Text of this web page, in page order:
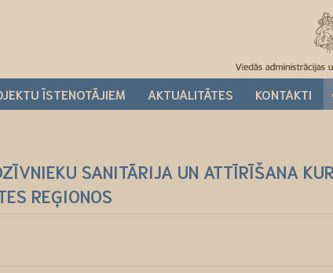
ĪSTENOTĀJIEM AKTUALITĀTES KONTAKTI
SANITĀRIJA UN ATTĪRĪŠANA
REĢIONOS